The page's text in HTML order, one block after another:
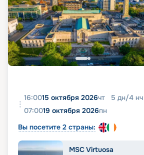
16:0015 октября 2026чт 5 дн/4 нч
07:0019 октября 2026пн
Вы посетите 2 страны:
MSC Virtuosa